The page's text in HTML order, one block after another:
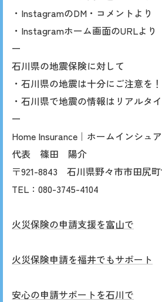
・InstagramのDM・コメントより
・Instagramホーム画面のURLより
ー
石川県の地震保険に対して
・石川県の地震は十分にご注意を！
・石川県で地震の情報はリアルタ
ー
Home Insurance｜ホームインシュ
代表 篠田 陽介
〒921-8843 石川県野々市市田尻町
TEL：080-3745-4104
火災保険の申請支援を富山で
火災保険申請を福井でもサポート
安心の申請サポートを石川で